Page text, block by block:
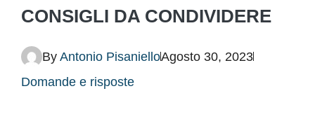
CONSIGLI DA CONDIVIDERE
By Antonio PisanielloAgosto 30, 2023
Domande e risposte